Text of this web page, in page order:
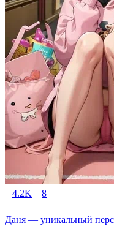
4.2K 8
Даня — уникальный